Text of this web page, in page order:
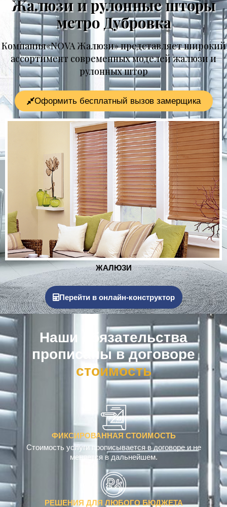
Жалюзи и рулонные шторы
метро Дубровка
Компания«NOVA Жалюзи» представляет широкий
ассортимент современных моделей жалюзи и
рулонных штор
Оформить бесплатный вызов замерщика
РОЛЬСТАВНИ
Перейти в онлайн-конструктор
Наши обязательства
прописаны в договоре
омпенсация
ФИКСИРОВАННАЯ СТОИМОСТЬ
Стоимость услуги прописывается в договоре и не
меняется в дальнейшем.
РЕШЕНИЯ ДЛЯ ЛЮБОГО БЮДЖЕТА